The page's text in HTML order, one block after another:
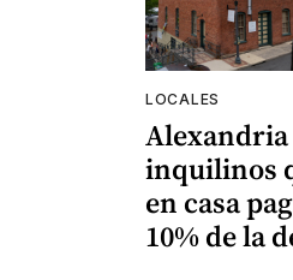
LOCALES
inquilinos
en casa
10% de la